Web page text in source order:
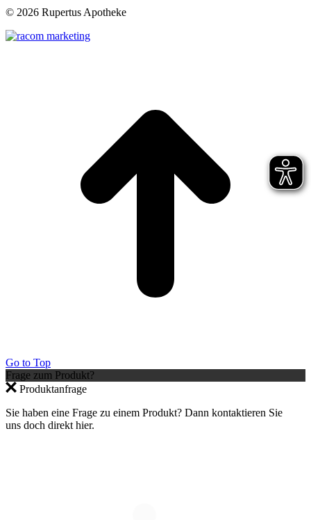
© 2026 Rupertus Apotheke
Go to Top
Frage zum Produkt?
Produktanfrage
Sie haben eine Frage zu einem Produkt? Dann kontaktieren Sie
uns doch direkt hier.